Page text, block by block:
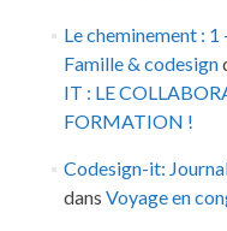
Le cheminement :
Famille & codesign
IT : LE
FORMATION !
Codesign-it:
dans Voyage en